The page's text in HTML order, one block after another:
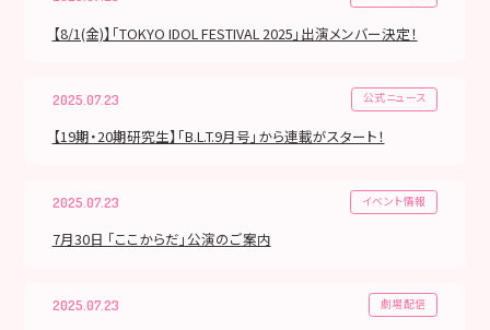
【8/1(金)】「TOKYO IDOL FESTIVAL 2025」出演メンバー決定！
2025.07.23 公式ニュース
【19期・20期研究生】「B.L.T.9月号」から連載がスタート！
2025.07.23 イベント情報
7月30日 「ここからだ」公演のご案内
2025.07.23 劇場配信